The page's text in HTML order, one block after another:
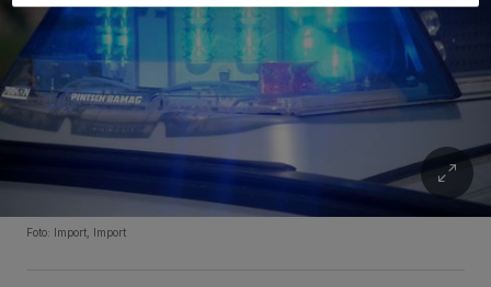
Foto: Import, Import